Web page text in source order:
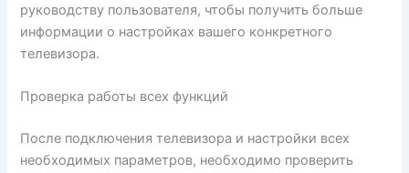
руководству пользователя, чтобы получить больше
информации о настройках вашего конкретного
телевизора.
Проверка работы всех функций
После подключения телевизора и настройки всех
необходимых параметров, необходимо проверить